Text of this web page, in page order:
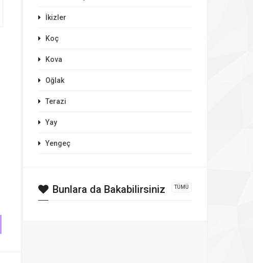
İkizler
Koç
Kova
Oğlak
Terazi
Yay
Yengeç
Bunlara da Bakabilirsiniz TÜMÜ